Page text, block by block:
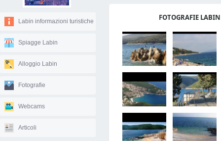
Labin informazioni turistiche
Spiagge Labin
Alloggio Labin
Fotografie
Webcams
Articoli
FOTOGRAFIE